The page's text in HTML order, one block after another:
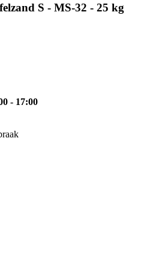
S - MS-32 - 25 kg
- 17:00